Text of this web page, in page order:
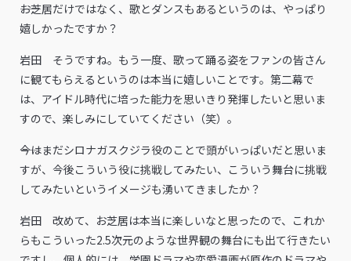
――お芝居だけではなく、歌とダンスもあるというのは、やっぱり
嬉しかったですか？
岩田 そうですね。もう一度、歌って踊る姿をファンの皆さん
に観てもらえるというのは本当に嬉しいことです。第二幕で
は、アイドル時代に培った能力を思いきり発揮したいと思いま
すので、楽しみにしていてください（笑）。
――今はまだシロナガスクジラ役のことで頭がいっぱいだと思いま
すが、今後こういう役に挑戦してみたい、こういう舞台に挑戦
してみたいというイメージも湧いてきましたか？
岩田 改めて、お芝居は本当に楽しいなと思ったので、これか
らもこういった2.5次元のような世界観の舞台にも出て行きたい